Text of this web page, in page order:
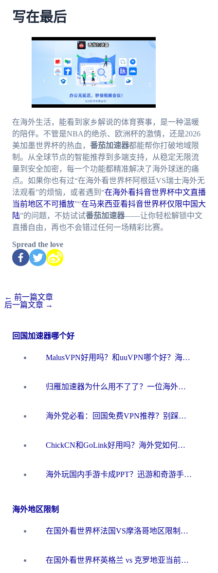
写在最后
在海外生活，能看到家乡解说的体育赛事，是一种温暖
的陪伴。不管是NBA的绝杀、欧洲杯的激情，还是2026
美加墨世界杯的热血， 番茄加速器都能帮你打破地域限
制。从全球节点的智能推荐到多端支持，从稳定无限流
量到安全加密，每一个功能都精准解决了海外球迷的痛
点。如果你也有过“在海外看世界杯阿根廷VS瑞士海外无
法观看”的烦恼，或者遇到“在海外看抖音世界杯中文直播
当前地区不可播放”“在马来西亚看抖音世界杯仅限中国大
陆”的问题，不妨试试番茄加速器——让你轻松解锁中文
直播自由，再也不会错过任何一场精彩比赛。
Spread the love
← 前一篇文章
后一篇文章 →
回国加速器哪个好
MalusVPN好用吗？和uuVPN哪个好？海外党无缝访问国内资源的真实对比与选择指南
归雁加速器为什么用不了了？一位海外游子的真实困惑与技术解答
海外党必看：回国免费VPN推荐？别踩坑！教你选对加速器无缝刷国内资源
ChickCN和GoLink好用吗？海外党如何选对回国加速器
海外玩国内手游卡成PPT？迅游和奇游手游哪个好？一篇讲透回国加速器怎么选
海外地区限制
在国外看世界杯法国VS摩洛哥地区限制？这篇指南让你流畅看中文解说无压力
在国外看世界杯英格兰 vs 克罗地亚当前地区不可播放？这篇指南帮你搞定所有海外观赛难题